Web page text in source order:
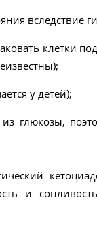
вследствие
клетки
у детей);
глюкозы,
и